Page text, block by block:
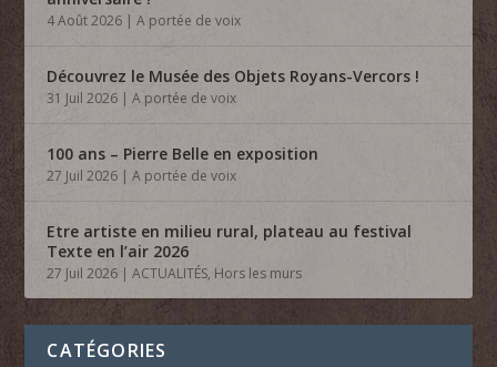
4 Août 2026 |A portée de voix
Découvrez le Musée des Objets Royans-Vercors !
31 Juil 2026 |A portée de voix
100 ans – Pierre Belle en exposition
27 Juil 2026 |A portée de voix
Etre artiste en milieu rural, plateau au festival
Texte en l’air 2026
27 Juil 2026 |ACTUALITÉS, Hors les murs
CATÉGORIES